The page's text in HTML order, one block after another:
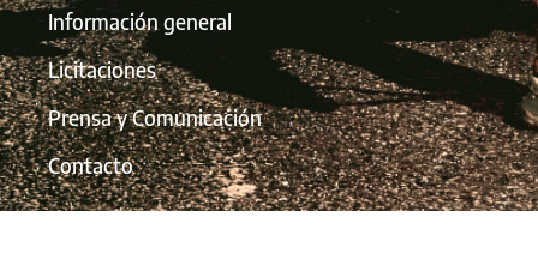
Información general
Licitaciones
Prensa y Comunicación
Contacto